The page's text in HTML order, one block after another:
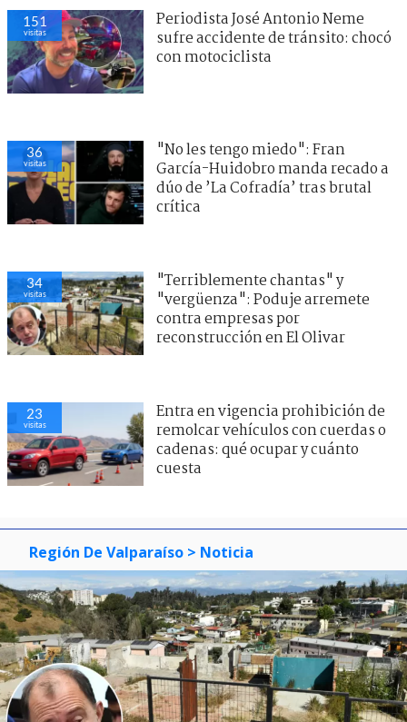
151
visitas
Periodista José Antonio Neme
sufre accidente de tránsito: chocó
con motociclista
36
visitas
"No les tengo miedo": Fran
García-Huidobro manda recado a
dúo de ’La Cofradía’ tras brutal
crítica
34
visitas
"Terriblemente chantas" y
"vergüenza": Poduje arremete
contra empresas por
reconstrucción en El Olivar
23
visitas
Entra en vigencia prohibición de
remolcar vehículos con cuerdas o
cadenas: qué ocupar y cuánto
cuesta
Región De Valparaíso > Noticia